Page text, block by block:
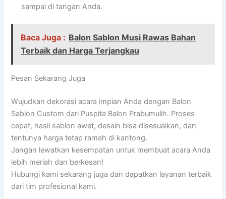
sampai di tangan Anda.
Baca Juga : Balon Sablon Musi Rawas Bahan
Terbaik dan Harga Terjangkau
Pesan Sekarang Juga
Wujudkan dekorasi acara impian Anda dengan Balon
Sablon Custom dari Puspita Balon Prabumulih. Proses
cepat, hasil sablon awet, desain bisa disesuaikan, dan
tentunya harga tetap ramah di kantong.
Jangan lewatkan kesempatan untuk membuat acara Anda
lebih meriah dan berkesan!
Hubungi kami sekarang juga dan dapatkan layanan terbaik
dari tim profesional kami.